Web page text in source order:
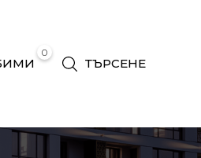
0
ТЪРСЕНЕ